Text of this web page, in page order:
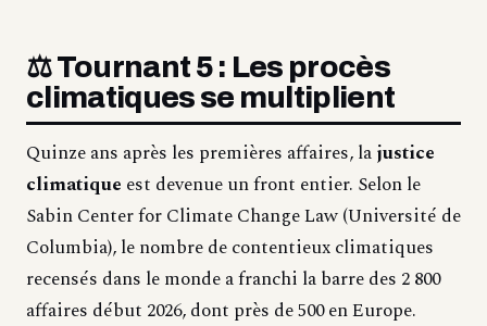
⚖️ Tournant 5 : Les procès
climatiques se multiplient
Quinze ans après les premières affaires, lajustice
climatique est devenue un front entier. Selon le
Sabin Center for Climate Change Law (Université de
Columbia), le nombre de contentieux climatiques
recensés dans le monde a franchi la barre des 2 800
affaires début 2026, dont près de 500 en Europe.